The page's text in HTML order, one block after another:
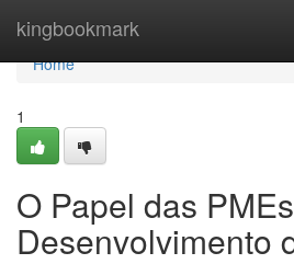
kingbookmark
Home
Home
1
O Papel das
Desenvolvimento